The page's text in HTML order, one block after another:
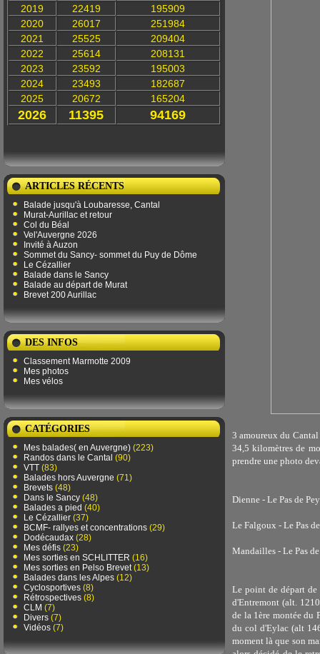
2019
22419
195909
2020
26017
251984
2021
25525
209404
2022
25614
208131
2023
23592
195003
2024
23493
182687
2025
20672 165204
2026 11395 94169
ARTICLES RÉCENTS
Balade jusqu'à Loubaresse, Cantal
Murat-Aurillac et retour
Col du Béal
Vel'Auvergne 2026
Invité à Auzon
Sommet du Sancy- sommet du Puy de Dôme
Le Cézallier
Balade dans le Sancy
Balade au départ de Murat
Brevet 200 Aurillac
DES INFOS
Classement Marmotte 2009
Mes photos
Mes vélos
CATÉGORIES
Mes balades( en Auvergne) (223)
Randos dans le Cantal (90)
VTT (83)
Balades hors Auvergne (71)
Brevets (48)
Dans le Sancy (48)
Balades a pied (40)
Le Cézallier (37)
BCMF- rallyes et concentrations (29)
Dodécaudax (28)
Mes défis (23)
Mes sorties en SCHLITTER (16)
Mes sorties en Pelso Brevet(13)
Balades dans les Alpes (12)
Cyclosportives (8)
Rétrospectives (8)
CLM (7)
Divers (7)
Vidéos (7)
3 amoureux du
34,5 kilomètres de
prendre une photo
Dienne - Le Pas de
Le Falgoux - Le Pas
Mandailles - Le Pas
Le point de départ
d'Entremont (alt.
de la 1ère montée du
du col d'Eylac (alt
moment là que son